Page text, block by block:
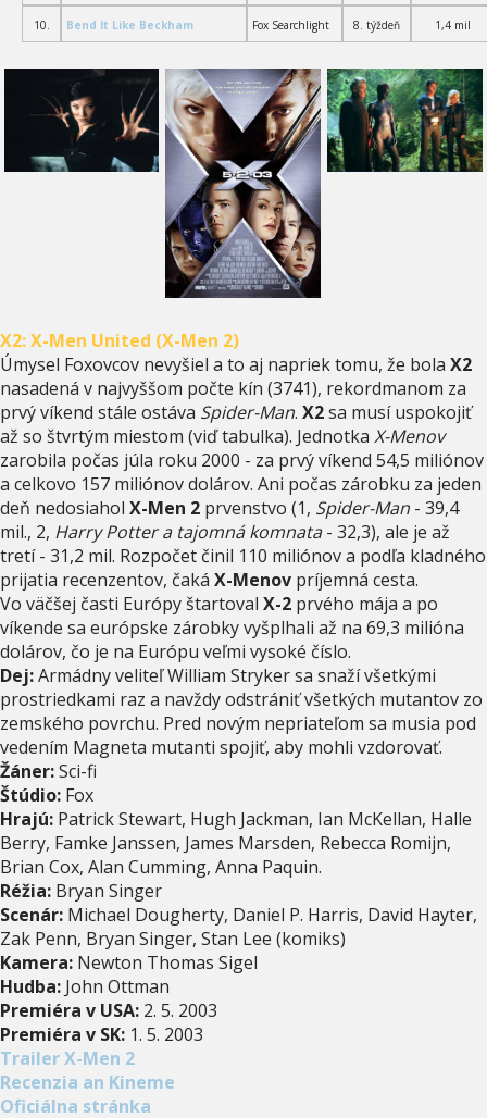
10. Bend It Like Beckham Fox Searchlight 8. týždeň 1,4 mil
X2: X-Men United (X-Men 2)
Úmysel Foxovcov nevyšiel a to aj napriek tomu, že bola X2
nasadená v najvyššom počte kín (3741), rekordmanom za
prvý víkend stále ostáva Spider-Man. X2sa musí uspokojiť
až so štvrtým miestom (viď tabulka). Jednotka X-Menov
zarobila počas júla roku 2000 - za prvý víkend 54,5 miliónov
a celkovo 157 miliónov dolárov. Ani počas zárobku za jeden
deň nedosiahol X-Men 2 prvenstvo (1, Spider-Man - 39,4
mil., 2, Harry Potter a tajomná komnata- 32,3), ale je až
tretí - 31,2 mil. Rozpočet činil 110 miliónov a podľa kladného
prijatia recenzentov, čaká X-Menov príjemná cesta.
Vo väčšej časti Európy štartoval X-2 prvého mája a po
víkende sa európske zárobky vyšplhali až na 69,3 milióna
dolárov, čo je na Európu veľmi vysoké číslo.
Dej:Armádny veliteľ William Stryker sa snaží všetkými
prostriedkami raz a navždy odstrániť všetkých mutantov zo
zemského povrchu. Pred novým nepriateľom sa musia pod
vedením Magneta mutanti spojiť, aby mohli vzdorovať.
Žáner:Sci-fi
Štúdio: Fox
Hrajú: Patrick Stewart, Hugh Jackman, Ian McKellan, Halle
Berry, Famke Janssen, James Marsden, Rebecca Romijn,
Brian Cox, Alan Cumming, Anna Paquin.
Réžia: Bryan Singer
Scenár: Michael Dougherty, Daniel P. Harris, David Hayter,
Zak Penn, Bryan Singer, Stan Lee (komiks)
Kamera: Newton Thomas Sigel
Hudba: John Ottman
Premiéra v USA: 2. 5. 2003
Premiéra v SK: 1. 5. 2003
Trailer X-Men 2
Recenzia an Kineme
Oficiálna stránka